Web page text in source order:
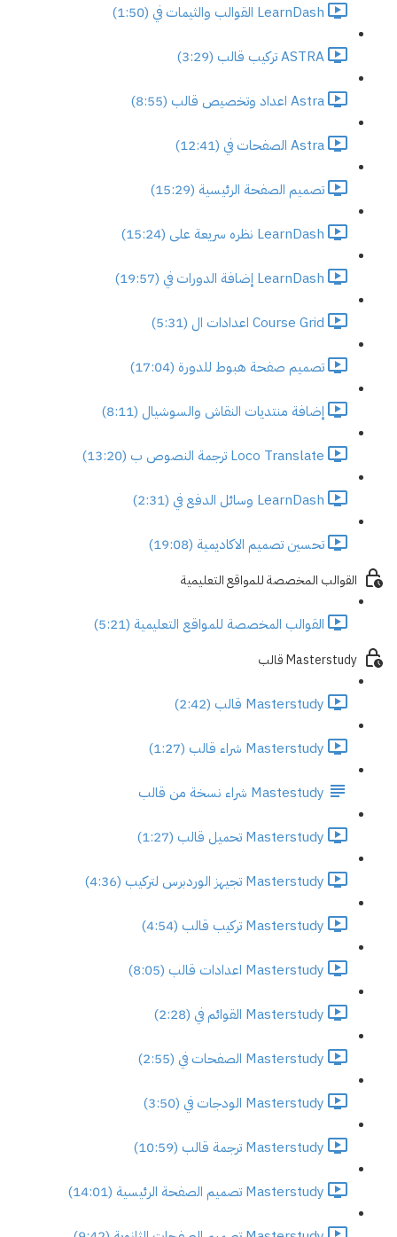
LearnDash القوالب والثيمات في (1:50)
ASTRA تركيب قالب (3:29)
Astra اعداد وتخصيص قالب (8:55)
Astra الصفحات في (12:41)
تصميم الصفحة الرئيسية (15:29)
LearnDash نظره سريعة على (15:24)
LearnDash إضافة الدورات في (19:57)
Course Grid اعدادات ال (5:31)
تصميم صفحة هبوط للدورة (17:04)
إضافة منتديات النقاش والسوشيال (8:11)
Loco Translate ترجمة النصوص ب (13:20)
LearnDash وسائل الدفع في (2:31)
تحسين تصميم الاكاديمية (19:08)
القوالب المخصصة للمواقع التعليمية
القوالب المخصصة للمواقع التعليمية (5:21)
Masterstudy قالب
Masterstudy قالب (2:42)
Masterstudy شراء قالب (1:27)
Mastestudy شراء نسخة من قالب
Masterstudy تحميل قالب (1:27)
Masterstudy تجيهز الوردبرس لتركيب (4:36)
Masterstudy تركيب قالب (4:54)
Masterstudy اعدادات قالب (8:05)
Masterstudy القوائم في (2:28)
Masterstudy الصفحات في (2:55)
Masterstudy الودجات في (3:50)
Masterstudy ترجمة قالب (10:59)
Masterstudy تصميم الصفحة الرئيسية (14:01)